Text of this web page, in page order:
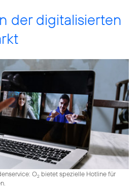
der digitalisierten
O2 bietet spezielle Hotline für